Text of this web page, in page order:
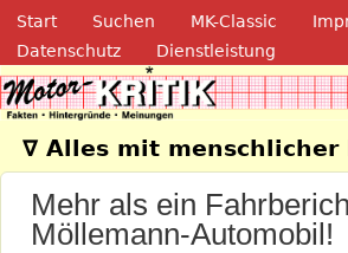
Direkt zum Inhalt
Navigation
Start Suchen MK-Classic
Datenschutz
Dienstleistung
Motor-
∇ Alles mit
Mehr als ein
Möllemann-Automobil!